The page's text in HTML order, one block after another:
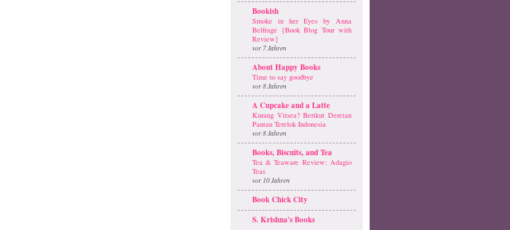
Bookish
Smoke in her Eyes by Anna
Belfrage {Book Blog Tour with
Review}
vor 7 Jahren
About Happy Books
Time to say goodbye
vor 8 Jahren
A Cupcake and a Latte
Kurang Vitsea? Berikut Deretan
Pantau Terelok Indonesia
vor 8 Jahren
Books, Biscuits, and Tea
Tea & Teaware Review: Adagio
Teas
vor 10 Jahren
Book Chick City
S. Krishna's Books